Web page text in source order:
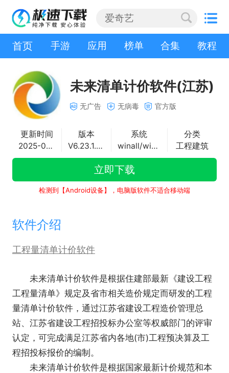
首页 手游 应用 榜单 合集 教程
未来清单计价软件(江苏)
无广告 无病毒 官方版
更新时间
2025-05-19
版本
V6.23.1.22153
系统
winall/win7/win10/win11
分类
工程建筑
立即下载
检测到【Android设备】，电脑版软件不适合移动端
软件介绍
工程量清单计价软件
未来清单计价软件是根据住建部最新《建设工程
工程量清单》规定及省市相关造价规定而研发的工程
量清单计价软件，通过江苏省建设工程造价管理总
站、江苏省建设工程招投标办公室等权威部门的评审
认定，可完成满足江苏省内各地(市)工程预决算及工
程招投标报价的编制。
未来清单计价软件是根据国家最新计价规范和本